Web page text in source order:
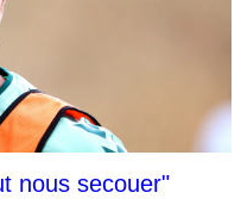
nous secouer"